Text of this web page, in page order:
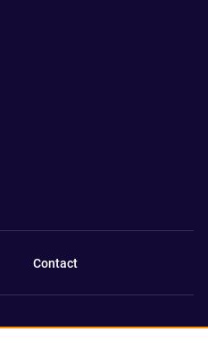
Contact